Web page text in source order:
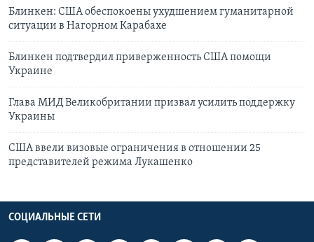
Блинкен: США обеспокоены ухудшением гуманитарной
ситуации в Нагорном Карабахе
Блинкен подтвердил приверженность США помощи
Украине
Глава МИД Великобритании призвал усилить поддержку
Украины
США ввели визовые ограничения в отношении 25
представителей режима Лукашенко
СОЦИАЛЬНЫЕ СЕТИ